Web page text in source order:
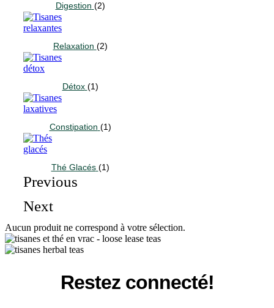
Digestion (2)
Relaxation (2)
Détox (1)
Constipation (1)
Thé Glacés (1)
Previous
Next
Aucun produit ne correspond à votre sélection.
Restez connecté!